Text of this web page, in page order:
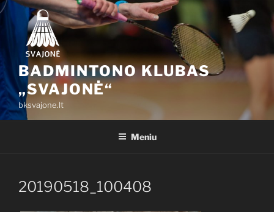
Eiti
prie
turinio
BADMINTONO KLUBAS
„SVAJONĖ“
bksvajone.lt
Meniu
20190518_100408